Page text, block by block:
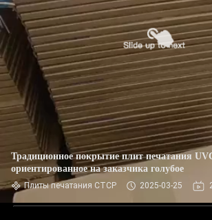
Традиционное покрытие плит печатания
ориентированное на заказчика голубое
Плиты печатания CTCP 2025-03-25